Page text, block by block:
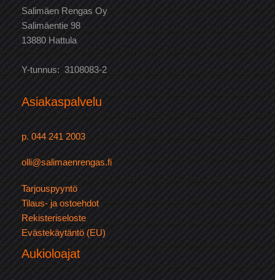
Salimäen Rengas Oy
Salimäentie 98
13880 Hattula
Y-tunnus: 3108083-2
Asiakaspalvelu
p. 044 241 2003
olli@salimaenrengas.fi
Tarjouspyyntö
Tilaus- ja ostoehdot
Rekisteriseloste
Evästekäytäntö (EU)
Aukioloajat